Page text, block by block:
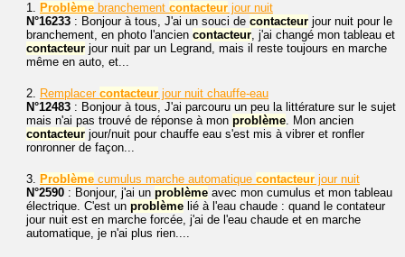
1. Problème branchement contacteur jour nuit
N°16233 : Bonjour à tous, J'ai un souci de contacteur jour nuit pour le
branchement, en photo l'ancien contacteur, j'ai changé mon tableau et
contacteur jour nuit par un Legrand, mais il reste toujours en marche
même en auto, et...
2. Remplacer contacteur jour nuit chauffe-eau
N°12483 : Bonjour à tous, J'ai parcouru un peu la littérature sur le sujet
mais n'ai pas trouvé de réponse à mon problème. Mon ancien
contacteur jour/nuit pour chauffe eau s'est mis à vibrer et ronfler
ronronner de façon...
3. Problème cumulus marche automatique contacteur jour nuit
N°2590 : Bonjour, j'ai un problème avec mon cumulus et mon tableau
électrique. C'est un problème lié à l'eau chaude : quand le contateur
jour nuit est en marche forcée, j'ai de l'eau chaude et en marche
automatique, je n'ai plus rien....